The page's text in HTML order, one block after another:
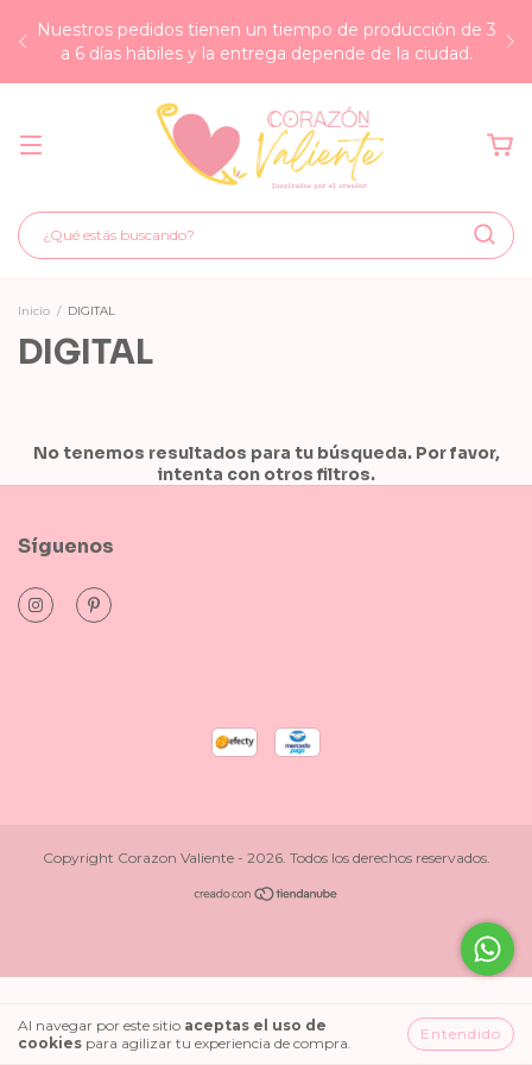
Nuestros pedidos tienen un tiempo de producción de 3
a 6 días hábiles y la entrega depende de la ciudad.
Al navegar por este sitio aceptas el uso de
cookies para agilizar tu experiencia de compra.
Entendido
Inicio / DIGITAL
DIGITAL
No tenemos resultados para tu búsqueda. Por favor,
intenta con otros filtros.
Síguenos
Copyright Corazon Valiente - 2026. Todos los derechos reservados.